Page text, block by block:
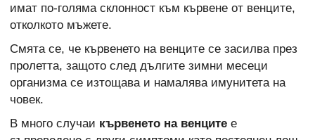
имат по-голяма склонност към кървене от венците,
отколкото мъжете.
Смята се, че кървенето на венците се засилва през
пролетта, защото след дългите зимни месеци
организма се изтощава и намалява имунитета на
човек.
В много случаи кървенето на венците е